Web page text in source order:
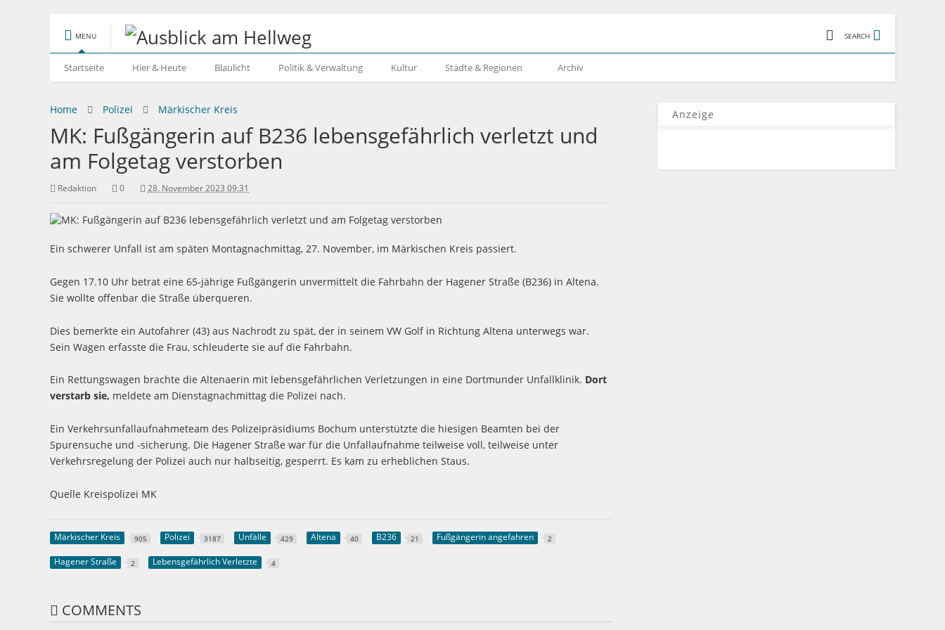
MENU SEARCH
Startseite Hier & Heute Blaulicht Politik & Verwaltung Kultur Städte & Regionen Archiv
Home Polizei Märkischer Kreis
MK: Fußgängerin auf B236 lebensgefährlich verletzt und
am Folgetag verstorben
Redaktion 0 28. November 2023 09:31
Ein schwerer Unfall ist am späten Montagnachmittag, 27. November, im Märkischen Kreis passiert.
Gegen 17.10 Uhr betrat eine 65-jährige Fußgängerin unvermittelt die Fahrbahn der Hagener Straße (B236) in Altena.
Sie wollte offenbar die Straße überqueren.
Dies bemerkte ein Autofahrer (43) aus Nachrodt zu spät, der in seinem VW Golf in Richtung Altena unterwegs war.
Sein Wagen erfasste die Frau, schleuderte sie auf die Fahrbahn.
Ein Rettungswagen brachte die Altenaerin mit lebensgefährlichen Verletzungen in eine Dortmunder Unfallklinik. Dort
verstarb sie, meldete am Dienstagnachmittag die Polizei nach.
Ein Verkehrsunfallaufnahmeteam des Polizeipräsidiums Bochum unterstützte die hiesigen Beamten bei der
Spurensuche und -sicherung. Die Hagener Straße war für die Unfallaufnahme teilweise voll, teilweise unter
Verkehrsregelung der Polizei auch nur halbseitig, gesperrt. Es kam zu erheblichen Staus.
Quelle Kreispolizei MK
Märkischer Kreis 905 Polizei 3187 Unfälle 429 Altena 40 B236 21 Fußgängerin angefahren 2
Hagener Straße 2 Lebensgefährlich Verletzte 4
COMMENTS
Anzeige